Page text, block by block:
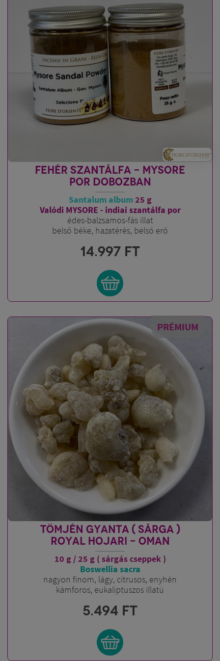
FEHÉR SZANTÁLFA - MYSORE
POR DOBOZBAN
Santalum album25 g
Valódi MYSORE - indiai szantálfa por
édes-balzsamos-fás illat
belső béke, hazatérés, belső erő
14.997 FT
PRÉMIUM
TÖMJÉN GYANTA ( SÁRGA )
ROYAL HOJARI - OMAN
10 g / 25 g ( sárgás cseppek )
Boswellia sacra
nagyon finom, lágy, citrusos, enyhén
kámforos, eukaliptuszos illatú
5.494 FT